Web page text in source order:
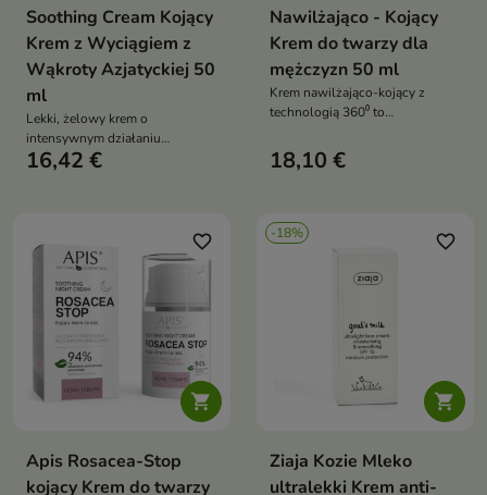
Soothing Cream Kojący
Krem z Wyciągiem z
Wąkroty Azjatyckiej 50
ml
Lekki, żelowy krem o
intensywnym działaniu
łagodzącym, idealny dla skóry
16,42 €
Nawilżająco - Kojący
Krem do twarzy dla
mężczyzn 50 ml
Krem nawilżająco-kojący z
technologią 360⁰ to
męskiej cery
18,10 €

favorite_border
Apis Rosacea-Stop
kojący Krem do twarzy
-18%

favorite_border
Ziaja Kozie Mleko
ultralekki Krem anti-